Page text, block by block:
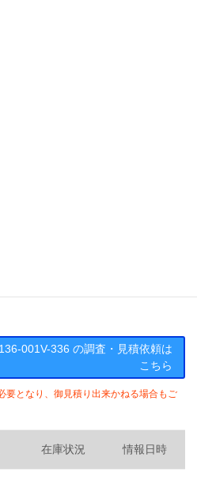
001V-336 の調査・見積依頼は
こちら
要となり、御見積り出来かねる場合もご
在庫状況 情報日時